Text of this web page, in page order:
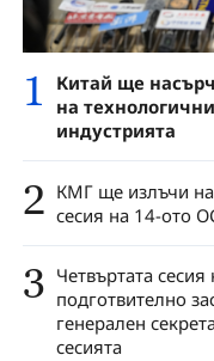
1
Китай ще
на
индустрията
2 КМГ ще излъчи на
сесия на 14-ото
3 Четвъртата
подготвително
генерален
сесията